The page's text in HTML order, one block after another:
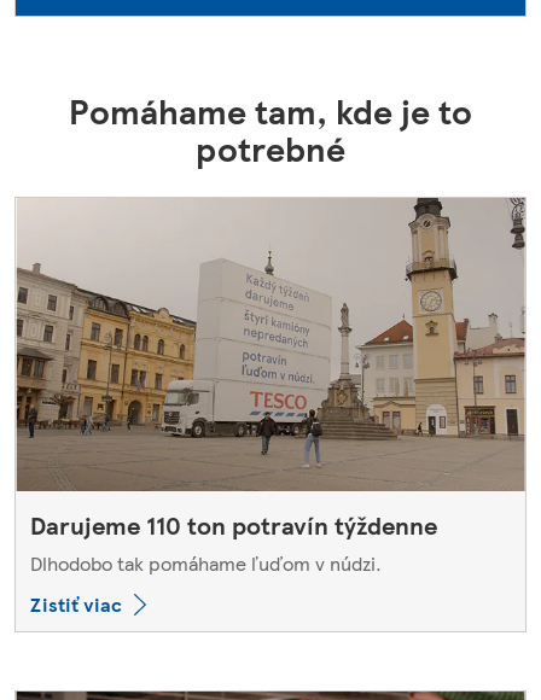
Pomáhame tam, kde je to
potrebné
Darujeme 110 ton potravín týždenne
Dlhodobo tak pomáhame ľuďom v núdzi.
Zistiť viac